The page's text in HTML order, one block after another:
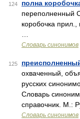
124 полна
переполненный
коробочка
Словарь синонимов
125
охваченный,
русских
Словарь
справочник. М.:
Словарь синонимов